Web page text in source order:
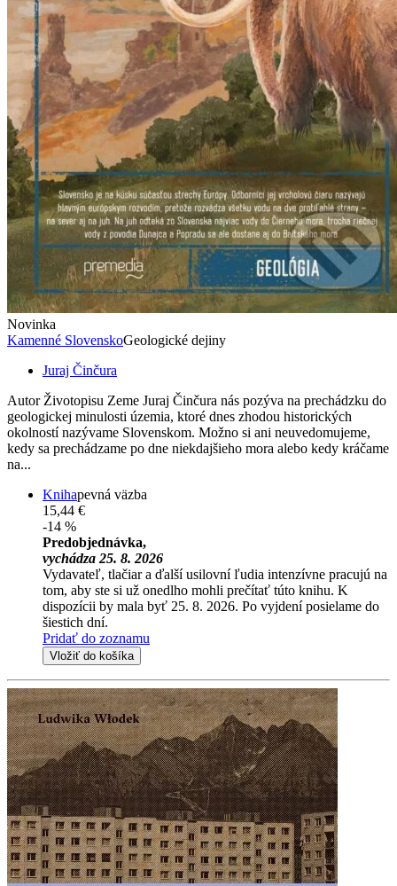
Novinka
Kamenné SlovenskoGeologické dejiny
Juraj Činčura
Autor Životopisu Zeme Juraj Činčura nás pozýva na prechádzku do
geologickej minulosti územia, ktoré dnes zhodou historických
okolností nazývame Slovenskom. Možno si ani neuvedomujeme,
kedy sa prechádzame po dne niekdajšieho mora alebo kedy kráčame
na...
Knihapevná väzba
15,44 €
-14 %
Predobjednávka,
vychádza 25. 8. 2026
Vydavateľ, tlačiar a ďalší usilovní ľudia intenzívne pracujú na
tom, aby ste si už onedlho mohli prečítať túto knihu. K
dispozícii by mala byť 25. 8. 2026. Po vyjdení posielame do
šiestich dní.
Pridať do zoznamu
Vložiť do košíka